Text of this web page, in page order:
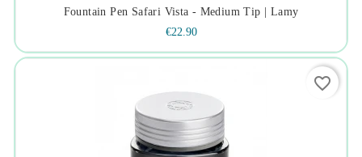
Fountain Pen Safari Vista - Medium Tip | Lamy
€22.90
favorite_border